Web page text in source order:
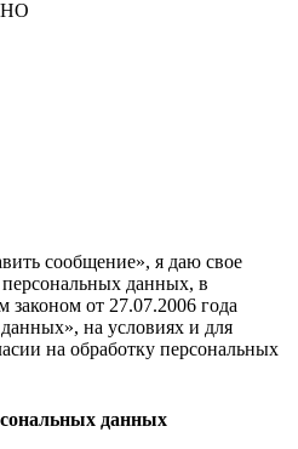
сообщение», я даю свое
персональных данных, в
законом от 27.07.2006 года
на условиях и для
на обработку персональных
данных